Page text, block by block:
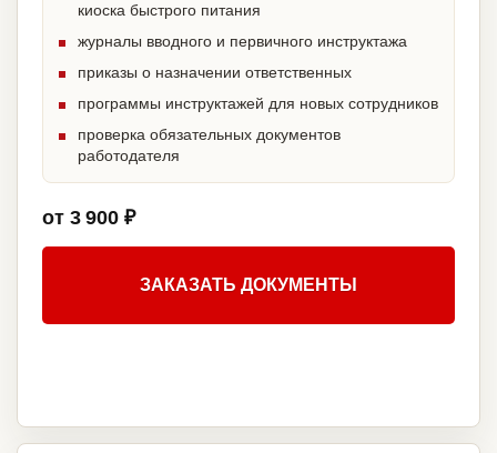
киоска быстрого питания
журналы вводного и первичного инструктажа
приказы о назначении ответственных
программы инструктажей для новых сотрудников
проверка обязательных документов
работодателя
от 3 900 ₽
ЗАКАЗАТЬ ДОКУМЕНТЫ